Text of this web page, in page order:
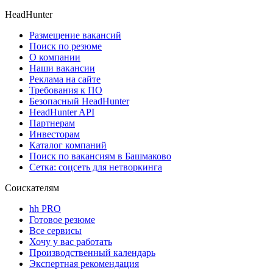
HeadHunter
Размещение вакансий
Поиск по резюме
О компании
Наши вакансии
Реклама на сайте
Требования к ПО
Безопасный HeadHunter
HeadHunter API
Партнерам
Инвесторам
Каталог компаний
Поиск по вакансиям в Башмаково
Сетка: соцсеть для нетворкинга
Соискателям
hh PRO
Готовое резюме
Все сервисы
Хочу у вас работать
Производственный календарь
Экспертная рекомендация